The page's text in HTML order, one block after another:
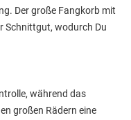
Der große Fangkorb mit
Schnittgut, wodurch Du
während das
großen Rädern eine